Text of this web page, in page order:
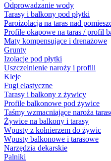
Odprowadzanie wody
Tarasy i balkony pod płytki
Paroizolacja na taras nad
Profile okapowe na taras / profil
Maty kompensujące i drenażowe
Grunty
Izolacje pod płytki
Uszczelnienie naroży i profili
Kleje
Fugi elastyczne
Tarasy i balkony z żywicy
Profile balkonowe pod żywice
Taśmy wzmacniające naroża
Żywice na balkony i tarasy
Wpusty z kołnierzem do żywic
Wpusty balkonowe i tarasowe
Narzędzia dekarskie
Palniki